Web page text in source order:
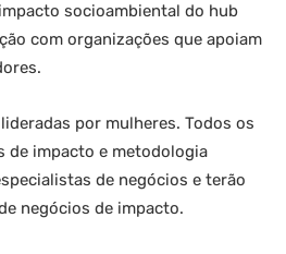
socioambiental do hub
com organizações que apoiam
por mulheres. Todos os
de impacto e metodologia
de negócios e terão
negócios de impacto.